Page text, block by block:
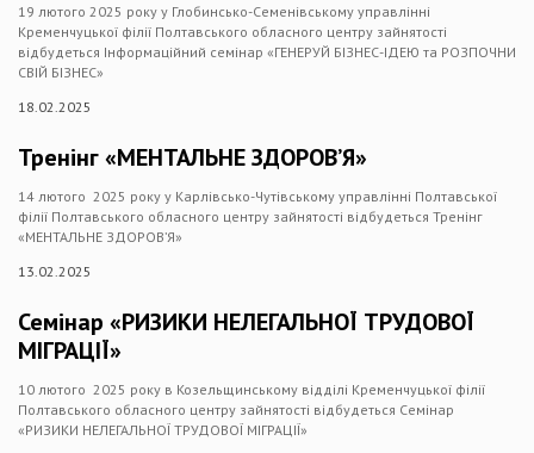
19 лютого 2025 року у Глобинсько-Семенівському управлінні
Кременчуцької філії Полтавського обласного центру зайнятості
відбудеться Інформаційний семінар «ГЕНЕРУЙ БІЗНЕС-ІДЕЮ та РОЗПОЧНИ
СВІЙ БІЗНЕС»
18.02.2025
Тренінг «МЕНТАЛЬНЕ ЗДОРОВ’Я»
14 лютого 2025 року у Карлівсько-Чутівському управлінні Полтавської
філії Полтавського обласного центру зайнятості відбудеться Тренінг
«МЕНТАЛЬНЕ ЗДОРОВ’Я»
13.02.2025
Семінар «РИЗИКИ НЕЛЕГАЛЬНОЇ ТРУДОВОЇ
МІГРАЦІЇ»
10 лютого 2025 року в Козельщинському відділі Кременчуцької філії
Полтавського обласного центру зайнятості відбудеться Семінар
«РИЗИКИ НЕЛЕГАЛЬНОЇ ТРУДОВОЇ МІГРАЦІЇ»